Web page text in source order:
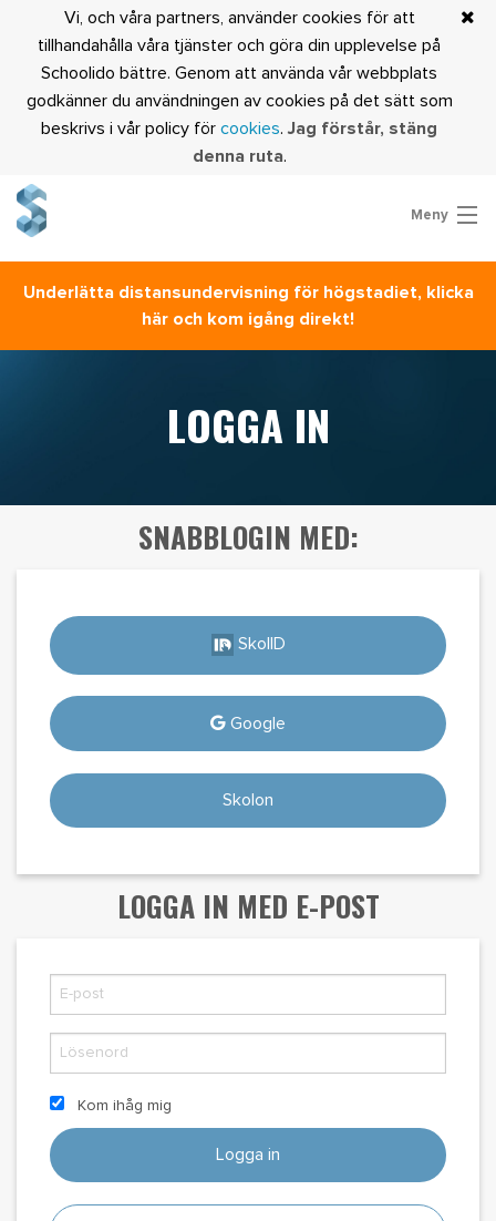
Vi, och våra partners, använder cookies för att
tillhandahålla våra tjänster och göra din upplevelse på
Schoolido bättre. Genom att använda vår webbplats
godkänner du användningen av cookies på det sätt som
beskrivs i vår policy för cookies. Jag förstår, stäng
denna ruta.
Meny
Är du lärare?
Underlätta distansundervisning för högstadiet, klicka
här och kom igång direkt!
LOGGA IN
SNABBLOGIN MED:
SkolID
Google
Skolon
LOGGA IN MED E-POST
Kom ihåg mig
Logga in